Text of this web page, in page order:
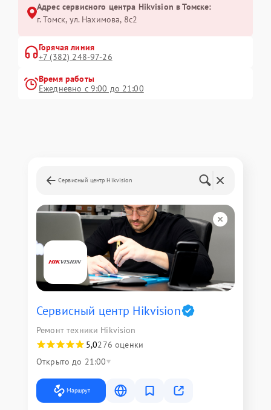
Адрес сервисного центра Hikvision в Томске:
г. Томск, ул. Нахимова, 8с2
Горячая линия
+7 (382) 248-97-26
Время работы
Ежедневно с 9:00 до 21:00
Сервисный центр Hikvision
Сервисный центр Hikvision
Ремонт техники Hikvision
5,0276 оценки
Открыто до 21:00
Маршрут